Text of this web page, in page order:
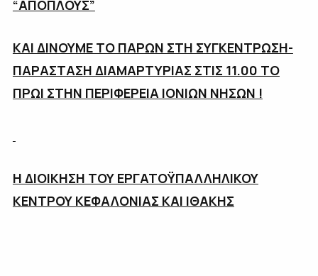
“ΑΠΟΠΛΟΥΣ”
ΚΑΙ ΔΙΝΟΥΜΕ ΤΟ ΠΑΡΩΝ ΣΤΗ ΣΥΓΚΕΝΤΡΩΣΗ-
ΠΑΡΑΣΤΑΣΗ ΔΙΑΜΑΡΤΥΡΙΑΣ ΣΤΙΣ 11.00 ΤΟ
ΠΡΩΙ ΣΤΗΝ ΠΕΡΙΦΕΡΕΙΑ ΙΟΝΙΩΝ ΝΗΣΩΝ !
Η ΔΙΟΙΚΗΣΗ ΤΟΥ ΕΡΓΑΤΟΫΠΑΛΛΗΛΙΚΟΥ
ΚΕΝΤΡΟΥ ΚΕΦΑΛΟΝΙΑΣ ΚΑΙ ΙΘΑΚΗΣ